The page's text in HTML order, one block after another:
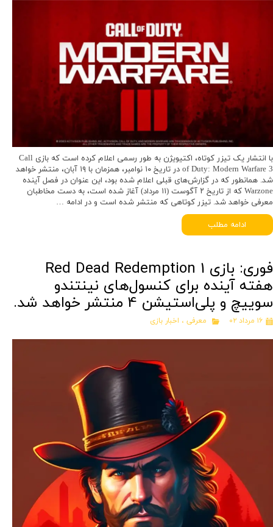
با انتشار یک تیزر کوتاه، اکتیویژن به طور رسمی اعلام کرده است که بازی Call
of Duty: Modern Warfare 3 در تاریخ ۱۰ نوامبر، همزمان با ۱۹ آبان، منتشر خواهد
شد. همانطور که در گزارش‌های قبلی اعلام شده بود، این عنوان در فصل آینده
Warzone که از تاریخ ۲ آگوست (۱۱ مرداد) آغاز شده است، به دست مخاطبان
معرفی خواهد شد. تیزر کوتاهی که منتشر شده است و در ادامه …
ادامه مطلب
فوری: بازی Red Dead Redemption 1
هفته آینده برای کنسول‌های نینتندو
سوییچ و پلی‌استیشن 4 منتشر خواهد شد.
۱۶ مرداد ۰۲ معرفی ، اخبار بازی